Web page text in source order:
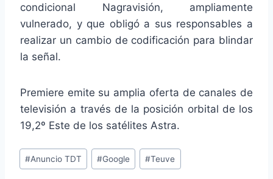
condicional Nagravisión, ampliamente
vulnerado, y que obligó a sus responsables a
realizar un cambio de codificación para blindar
la señal.
Premiere emite su amplia oferta de canales de
televisión a través de la posición orbital de los
19,2º Este de los satélites Astra.
Etiquetas
de
#Anuncio TDT #Google #Teuve